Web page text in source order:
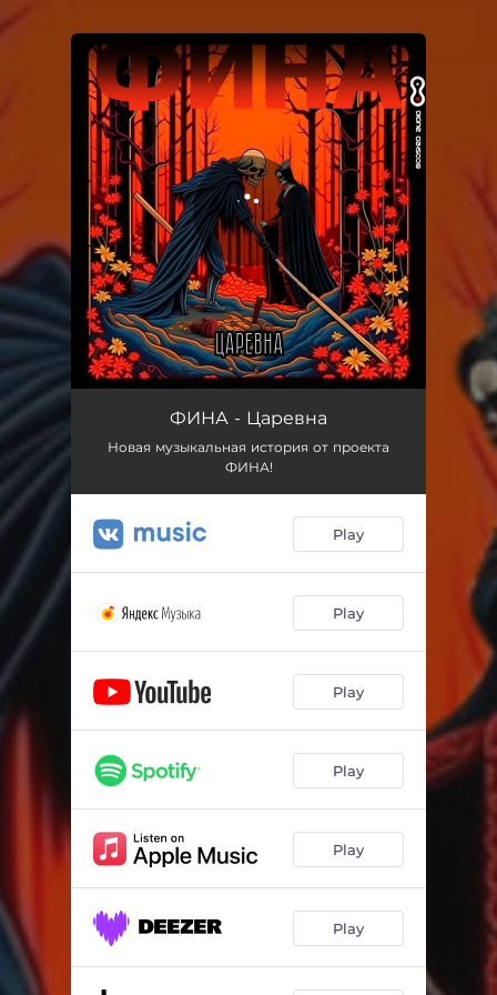
You're all set!
ФИНА - Царевна
Новая музыкальная история от проекта
ФИНА!
Play
Play
Play
Play
Play
Play